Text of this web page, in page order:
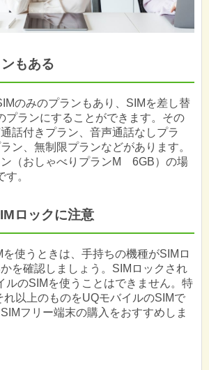
もある
のみのプランもあり、SIMを差し替
プランにすることができます。その
話付きプラン、音声通話なしプラ
ン、無制限プランなどがあります。
（おしゃべりプランM 6GB）の場
。
ロックに注意
使うときは、手持ちの機種がSIMロ
を確認しましょう。SIMロックされ
ルのSIMを使うことはできません。特
以上のものをUQモバイルのSIMで
フリー端末の購入をおすすめしま